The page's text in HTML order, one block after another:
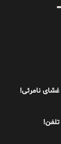
غشای نامرئی!
تلفن!